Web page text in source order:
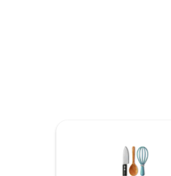
soluppgången/